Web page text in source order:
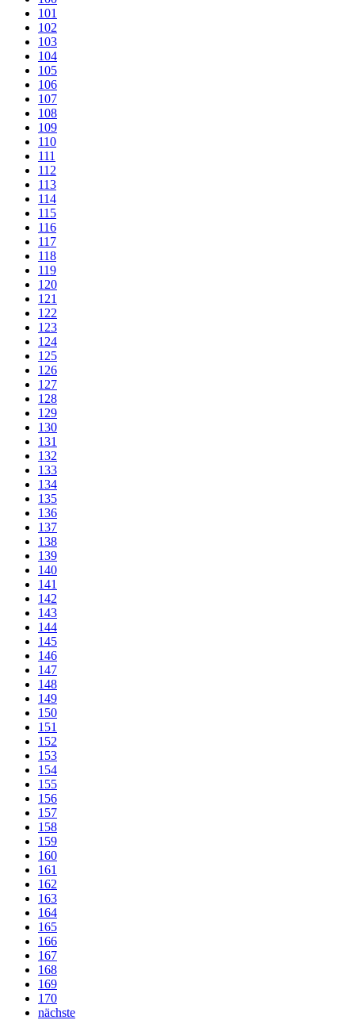
101
102
103
104
105
106
107
108
109
110
111
112
113
114
115
116
117
118
119
120
121
122
123
124
125
126
127
128
129
130
131
132
133
134
135
136
137
138
139
140
141
142
143
144
145
146
147
148
149
150
151
152
153
154
155
156
157
158
159
160
161
162
163
164
165
166
167
168
169
170
nächste